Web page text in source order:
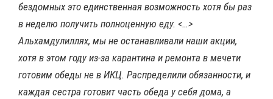
бездомных это единственная возможность хотя бы раз
в неделю получить полноценную еду. <…>
Альхамдулиллях, мы не останавливали наши акции,
хотя в этом году из-за карантина и ремонта в мечети
готовим обеды не в ИКЦ. Распределили обязанности, и
каждая сестра готовит часть обеда у себя дома, а